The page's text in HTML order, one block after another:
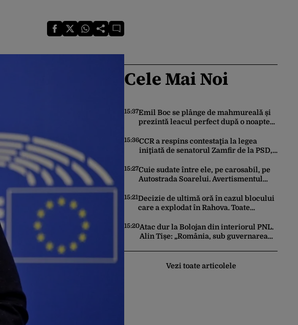
Cele Mai Noi
15:37Emil Boc se plânge de mahmureală și
prezintă leacul perfect după o noapte
15:36CCR a respins contestaţia la legea
iniţiată de senatorul Zamfir de la PSD,
hidrocentralelor din zonele protejate
15:27Cuie sudate între ele, pe carosabil, pe
Autostrada Soarelui. Avertismentul
pentru cei care tranzitează A2
15:21Decizie de ultimă oră în cazul blocului
care a explodat în Rahova. Toate
senzori seismici
15:20Atac dur la Bolojan din interiorul PNL.
Alin Tișe: „România, sub guvernarea
Vezi toate articolele